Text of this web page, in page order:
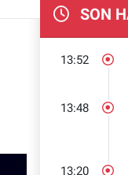
SON
13:52
13:48
13:20